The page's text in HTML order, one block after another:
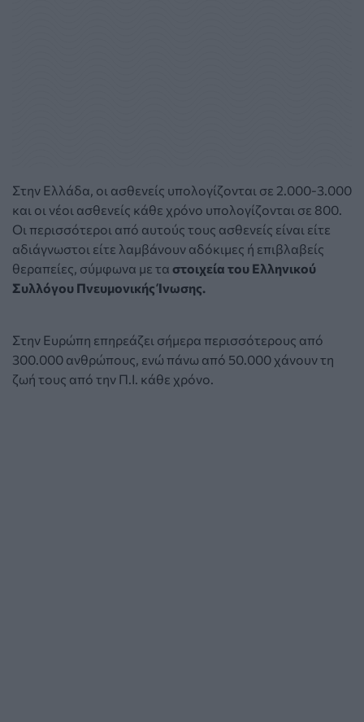
Στην Ελλάδα, οι ασθενείς υπολογίζονται σε 2.000-3.000
και οι νέοι ασθενείς κάθε χρόνο υπολογίζονται σε 800.
Οι περισσότεροι από αυτούς τους ασθενείς είναι είτε
αδιάγνωστοι είτε λαμβάνουν αδόκιμες ή επιβλαβείς
θεραπείες, σύμφωνα με τα στοιχεία του Ελληνικού
Συλλόγου Πνευμονικής Ίνωσης.
Στην Ευρώπη επηρεάζει σήμερα περισσότερους από
300.000 ανθρώπους, ενώ πάνω από 50.000 χάνουν τη
ζωή τους από την Π.Ι. κάθε χρόνο.